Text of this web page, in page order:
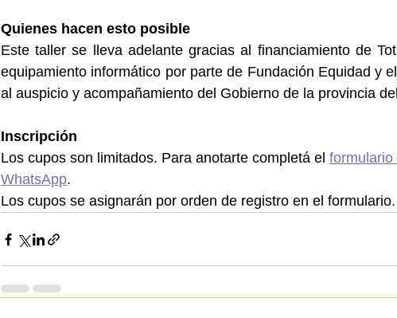
Quienes hacen esto posible
Este taller se lleva adelante gracias al financiamiento de
equipamiento informático por parte de Fundación Equidad y
al auspicio y acompañamiento del Gobierno de la provincia
Inscripción
Los cupos son limitados. Para anotarte completá el formulario
WhatsApp.
Los cupos se asignarán por orden de registro en el formulario.